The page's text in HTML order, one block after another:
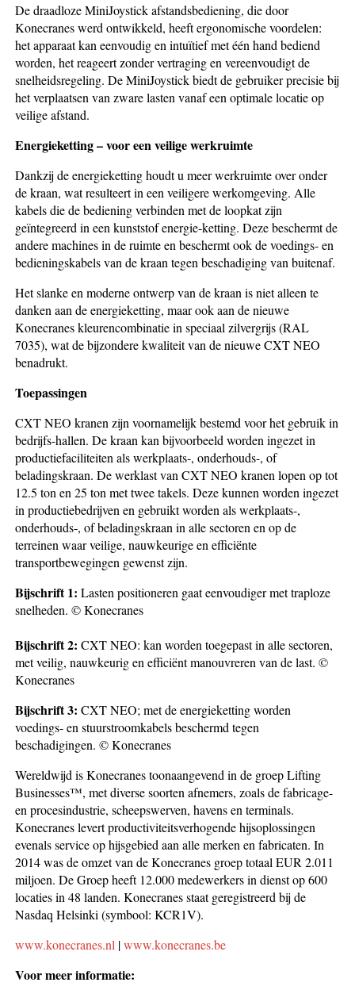
De draadloze MiniJoystick afstandsbediening, die door
Konecranes werd ontwikkeld, heeft ergonomische voordelen:
het apparaat kan eenvoudig en intuïtief met één hand bediend
worden, het reageert zonder vertraging en vereenvoudigt de
snelheidsregeling. De MiniJoystick biedt de gebruiker precisie bij
het verplaatsen van zware lasten vanaf een optimale locatie op
veilige afstand.
Energieketting – voor een veilige werkruimte
Dankzij de energieketting houdt u meer werkruimte over onder
de kraan, wat resulteert in een veiligere werkomgeving. Alle
kabels die de bediening verbinden met de loopkat zijn
geïntegreerd in een kunststof energie-ketting. Deze beschermt de
andere machines in de ruimte en beschermt ook de voedings- en
bedieningskabels van de kraan tegen beschadiging van buitenaf.
Het slanke en moderne ontwerp van de kraan is niet alleen te
danken aan de energieketting, maar ook aan de nieuwe
Konecranes kleurencombinatie in speciaal zilvergrijs (RAL
7035), wat de bijzondere kwaliteit van de nieuwe CXT NEO
benadrukt.
Toepassingen
CXT NEO kranen zijn voornamelijk bestemd voor het gebruik in
bedrijfs-hallen. De kraan kan bijvoorbeeld worden ingezet in
productiefaciliteiten als werkplaats-, onderhouds-, of
beladingskraan. De werklast van CXT NEO kranen lopen op tot
12.5 ton en 25 ton met twee takels. Deze kunnen worden ingezet
in productiebedrijven en gebruikt worden als werkplaats-,
onderhouds-, of beladingskraan in alle sectoren en op de
terreinen waar veilige, nauwkeurige en efficiënte
transportbewegingen gewenst zijn.
Bijschrift 1: Lasten positioneren gaat eenvoudiger met traploze
snelheden. © Konecranes
Bijschrift 2: CXT NEO: kan worden toegepast in alle sectoren,
met veilig, nauwkeurig en efficiënt manouvreren van de last. ©
Konecranes
Bijschrift 3: CXT NEO; met de energieketting worden
voedings- en stuurstroomkabels beschermd tegen
beschadigingen. © Konecranes
Wereldwijd is Konecranes toonaangevend in de groep Lifting
Businesses™, met diverse soorten afnemers, zoals de fabricage-
en procesindustrie, scheepswerven, havens en terminals.
Konecranes levert productiviteitsverhogende hijsoplossingen
evenals service op hijsgebied aan alle merken en fabricaten. In
2014 was de omzet van de Konecranes groep totaal EUR 2.011
miljoen. De Groep heeft 12.000 medewerkers in dienst op 600
locaties in 48 landen. Konecranes staat geregistreerd bij de
Nasdaq Helsinki (symbool: KCR1V).
www.konecranes.nl |www.konecranes.be
Voor meer informatie: